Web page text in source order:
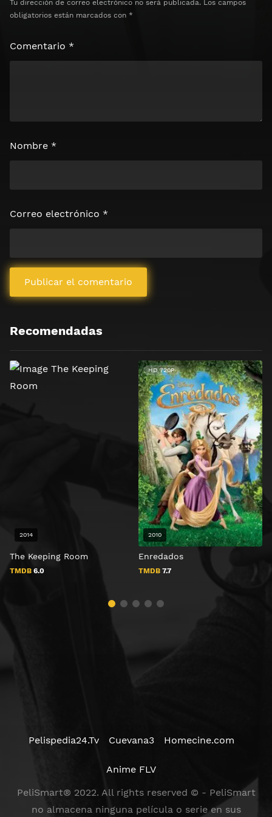
Tu dirección de correo electrónico no será publicada. Los campos
obligatorios están marcados con *
Comentario *
Nombre *
Correo electrónico *
Recomendadas
The Keeping Room
TMDB 6.0
2014
Enredados
TMDB 7.7
HD 720P
2010
Pelispedia24.Tv Cuevana3 Homecine.com
Anime FLV
PeliSmart® 2022. All rights reserved © - PeliSmart
no almacena ninguna película o serie en sus